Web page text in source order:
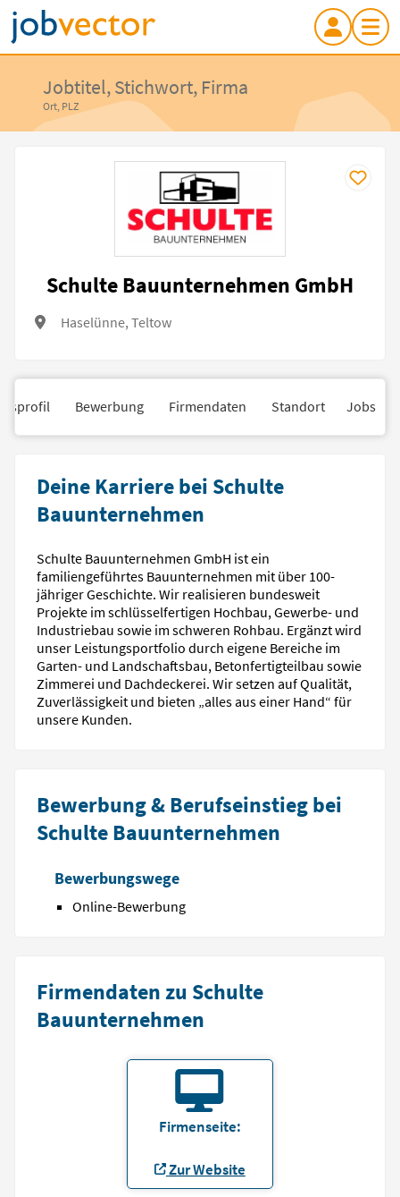
Jobtitel, Stichwort, Firma
Ort, PLZ
Schulte Bauunternehmen GmbH
Haselünne, Teltow
Bewerbung Firmendaten Standort Jobs
Deine Karriere bei Schulte
Bauunternehmen
Schulte Bauunternehmen GmbH ist ein
familiengeführtes Bauunternehmen mit über 100-
jähriger Geschichte. Wir realisieren bundesweit
Projekte im schlüsselfertigen Hochbau, Gewerbe- und
Industriebau sowie im schweren Rohbau. Ergänzt wird
unser Leistungsportfolio durch eigene Bereiche im
Garten- und Landschaftsbau, Betonfertigteilbau sowie
Zimmerei und Dachdeckerei. Wir setzen auf Qualität,
Zuverlässigkeit und bieten „alles aus einer Hand“ für
unsere Kunden.
Bewerbung & Berufseinstieg bei
Schulte Bauunternehmen
Bewerbungswege
Online-Bewerbung
Firmendaten zu Schulte
Bauunternehmen
Firmenseite:
Zur Website